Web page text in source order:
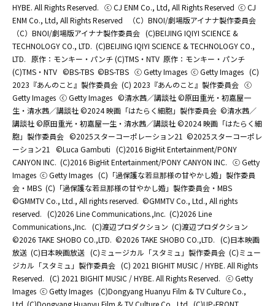
HYBE. All Rights Reserved. ⓒ CJ ENM Co., Ltd, All Rights Reserved ⓒ CJ
ENM Co., Ltd, All Rights Reserved
（C）BNOI/劇場版アイナナ製作委員会
（C）BNOI/劇場版アイナナ製作委員会 (C)BEIJING IQIYI SCIENCE &
TECHNOLOGY CO., LTD. (C)BEIJING IQIYI SCIENCE & TECHNOLOGY CO.,
LTD.
原作：モンキー・パンチ (C)TMS・NTV 原作：モンキー・パンチ
(C)TMS・NTV ©BS-TBS ©BS-TBS ⓒ Getty Images ⓒ Getty Images (C)
2023『あんのこと』製作委員会 (C) 2023『あんのこと』製作委員会 ⓒ
Getty Images ⓒ Getty Images ©清水茜／講談社 ©原田重光・初嘉屋一
生・清水茜／講談社 ©2024 映画「はたらく細胞」製作委員会 ©清水茜／
講談社 ©原田重光・初嘉屋一生・清水茜／講談社 ©2024 映画「はたらく細
胞」製作委員会 ©2025スターコーポレーション21 ©2025スターコーポレ
ーション21
©Luca Gambuti (C)2016 BigHit Entertainment/PONY
CANYON INC. (C)2016 BigHit Entertainment/PONY CANYON INC. ⓒ Getty
Images ⓒ Getty Images (C)「過保護な若旦那様の甘やかし婚」製作委員
会・MBS (C)「過保護な若旦那様の甘やかし婚」製作委員会・MBS
©GMMTV Co., Ltd., All rights reserved. ©GMMTV Co., Ltd., All rights
reserved. (C)2026 Line Communications.,Inc. (C)2026 Line
Communications.,Inc. (C)渡辺プロダクション (C)渡辺プロダクション
©2026 TAKE SHOBO CO.,LTD. ©2026 TAKE SHOBO CO.,LTD. (C)日本映画
放送 (C)日本映画放送 (C)ミュージカル「スタミュ」製作委員会 (C)ミュー
ジカル「スタミュ」製作委員会 (C) 2021 BIGHIT MUSIC / HYBE. All Rights
Reserved. (C) 2021 BIGHIT MUSIC / HYBE. All Rights Reserved. ⓒ Getty
Images ⓒ Getty Images (C)Dongyang Huanyu Film & TV Culture Co.,
Ltd (C)Dongyang Huanyu Film & TV Culture Co., Ltd (C)UP-FRONT